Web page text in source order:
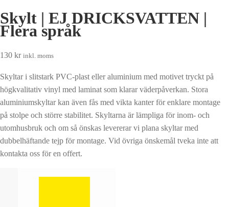
Skylt | EJ DRICKSVATTEN |
Flera språk
130 kr inkl. moms
Skyltar i slitstark PVC-plast eller aluminium med motivet tryckt på
högkvalitativ vinyl med laminat som klarar väderpåverkan. Stora
aluminiumskyltar kan även fås med vikta kanter för enklare montage
på stolpe och större stabilitet. Skyltarna är lämpliga för inom- och
utomhusbruk och om så önskas levererar vi plana skyltar med
dubbelhäftande tejp för montage. Vid övriga önskemål tveka inte att
kontakta oss för en offert.